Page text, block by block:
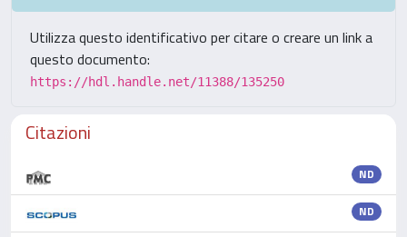
Utilizza questo identificativo per citare o creare un link a
questo documento:
https://hdl.handle.net/11388/135250
Citazioni
ND
ND